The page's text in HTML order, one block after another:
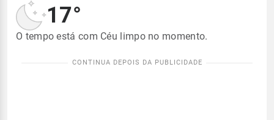
17°
O tempo está com Céu limpo no momento.